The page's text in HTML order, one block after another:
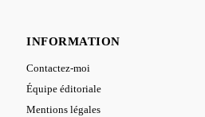
INFORMATION
Contactez-moi
Équipe éditoriale
Mentions légales